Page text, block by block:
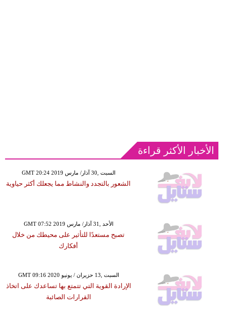
الأخبار الأكثر قراءة
GMT 20:24 2019 السبت ,30 آذار/ مارس
الشعور بالتجدد والنشاط مما يجعلك أكثر حياوية
GMT 07:52 2019 الأحد ,31 آذار/ مارس
تصبح مستعدًا للتأثير على محيطك من خلال
أفكارك
GMT 09:16 2020 السبت ,13 حزيران / يونيو
الإرادة القوية التي تتمتع بها تساعدك على اتخاذ
القرارات الصائبة